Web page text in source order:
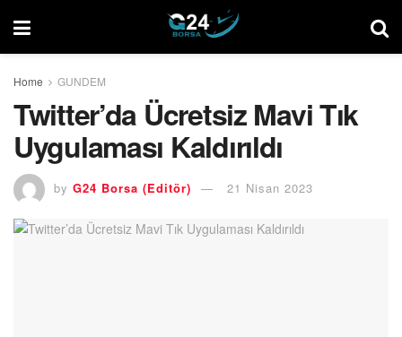
Home GUNDEM
Twitter’da Ücretsiz Mavi Tık
Uygulaması Kaldırıldı
by G24 Borsa (Editör) 21 Nisan 2023